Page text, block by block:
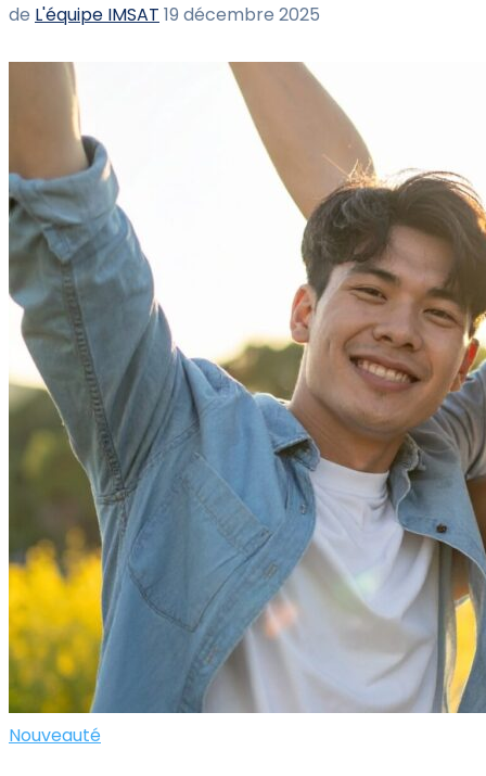
de L'équipe IMSAT 19 décembre 2025
Nouveauté